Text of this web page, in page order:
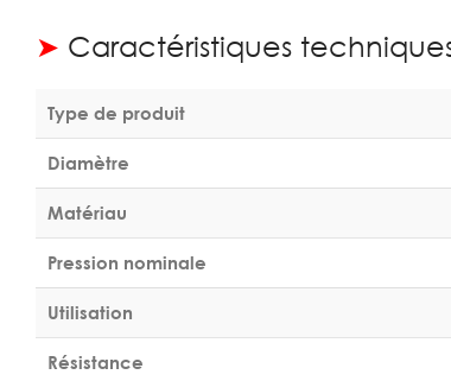
➤ Caractéristiques
Type de produit
Diamètre
Matériau
Pression nominale
Utilisation
Résistance